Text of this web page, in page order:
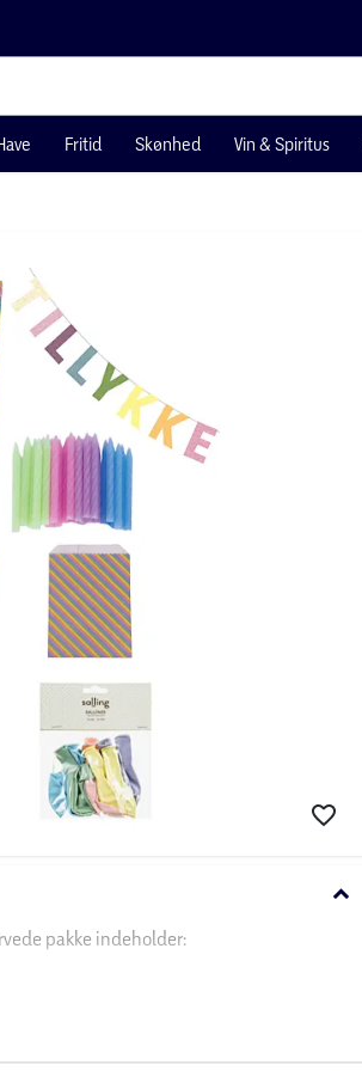
Fritid Skønhed Vin & Spiritus
keyboard_arrow_down
pakke indeholder: